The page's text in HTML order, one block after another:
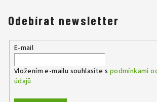
Odebírat newsletter
E-mail
Vložením e-mailu souhlasíte s podmínkami
údajů